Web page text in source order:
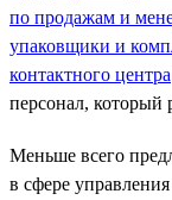
по продажам и
упаковщики и
контактного центра
персонал, который
Меньше всего
в сфере